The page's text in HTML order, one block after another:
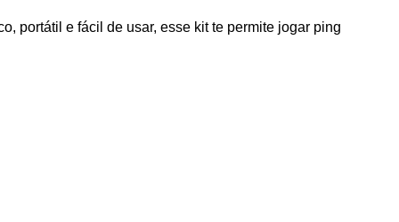
portátil e fácil de usar, esse kit te permite jogar ping